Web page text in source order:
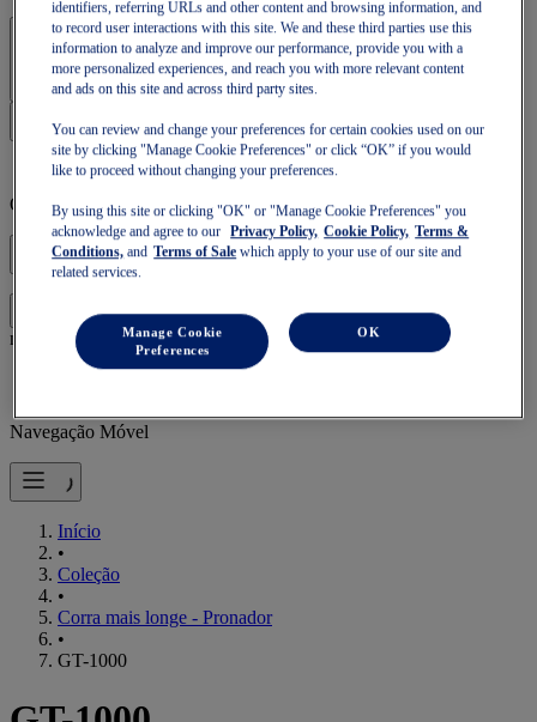
Iniciar sessão | Criar conta
O teu cesto está vazio
Inicia sessão
para continuares a compra ou começares uma
nova.
Navegação Móvel
Início
•
Coleção
•
Corra mais longe - Pronador
•
GT-1000
identifiers, referring URLs and other content and browsing information, and
to record user interactions with this site. We and these third parties use this
information to analyze and improve our performance, provide you with a
more personalized experiences, and reach you with more relevant content
and ads on this site and across third party sites.
You can review and change your preferences for certain cookies used on our
site by clicking "Manage Cookie Preferences" or click “OK” if you would
like to proceed without changing your preferences.
By using this site or clicking "OK" or "Manage Cookie Preferences" you
acknowledge and agree to our
Privacy Policy, Cookie Policy, Terms &
Conditions, and Terms of Sale which apply to your use of our site and
related services.
Manage Cookie
Preferences
OK